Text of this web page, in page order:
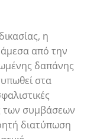
η
άμεσα από την
δαπάνης
στα
των συμβάσεων
διατύπωση